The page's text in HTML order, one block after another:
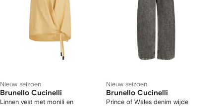
Nieuw seizoen
Brunello Cucinelli
Linnen vest met monili en
Nieuw seizoen
Brunello Cucinelli
Prince of Wales denim wijde